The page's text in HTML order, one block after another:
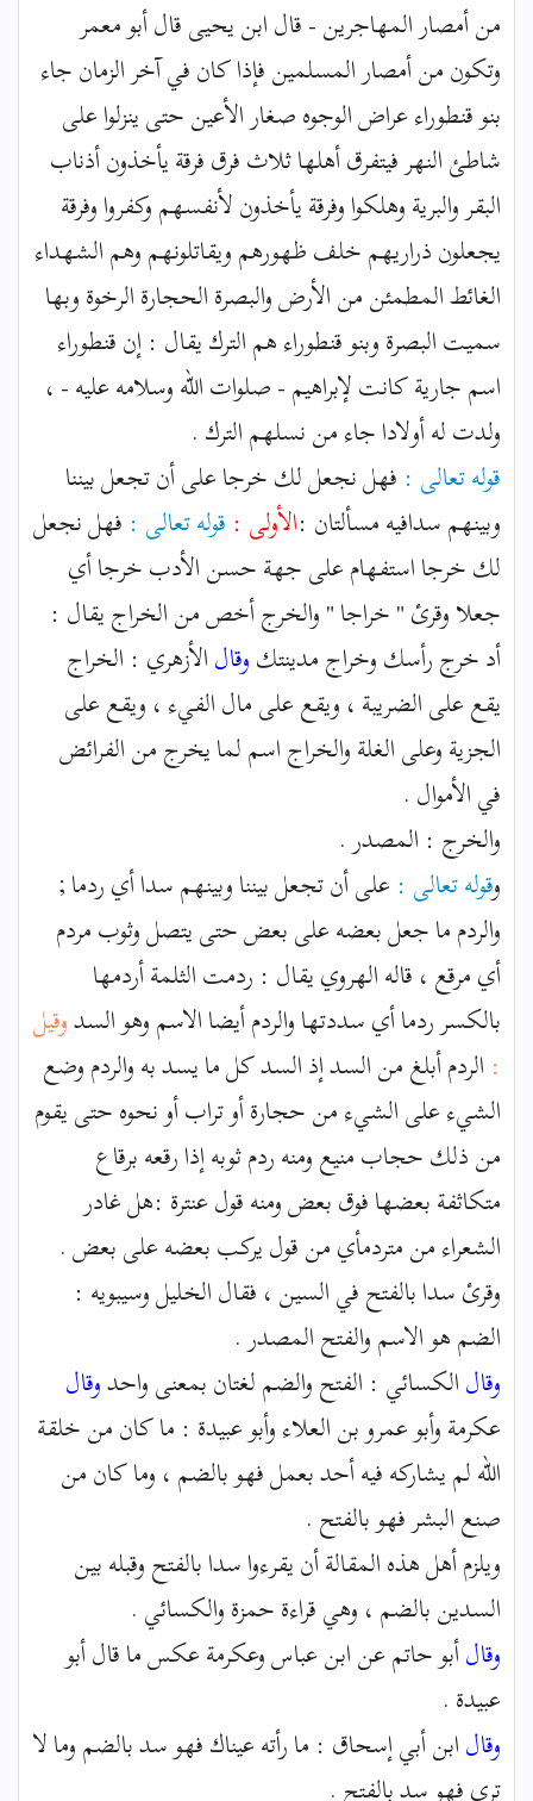
من أمصار المهاجرين - قال ابن يحيى قال أبو معمر
وتكون من أمصار المسلمين فإذا كان في آخر الزمان جاء
بنو قنطوراء عراض الوجوه صغار الأعين حتى ينزلوا على
شاطئ النهر فيتفرق أهلها ثلاث فرق فرقة يأخذون أذناب
البقر والبرية وهلكوا وفرقة يأخذون لأنفسهم وكفروا وفرقة
يجعلون ذراريهم خلف ظهورهم ويقاتلونهم وهم الشهداء
الغائط المطمئن من الأرض والبصرة الحجارة الرخوة وبها
سميت البصرة وبنو قنطوراء هم الترك يقال : إن قنطوراء
اسم جارية كانت لإبراهيم - صلوات الله وسلامه عليه - ،
ولدت له أولادا جاء من نسلهم الترك .
قوله تعالى : فهل نجعل لك خرجا على أن تجعل بيننا
وبينهم سدافيه مسألتان :الأولى : قوله تعالى : فهل نجعل
لك خرجا استفهام على جهة حسن الأدب خرجا أي
جعلا وقرئ " خراجا " والخرج أخص من الخراج يقال :
أد خرج رأسك وخراج مدينتكوقالالأزهري : الخراج
يقع على الضريبة ، ويقع على مال الفيء ، ويقع على
الجزية وعلى الغلة والخراج اسم لما يخرج من الفرائض
في الأموال .
والخرج : المصدر .
وقوله تعالى :على أن تجعل بيننا وبينهم سدا أي ردما ;
والردم ما جعل بعضه على بعض حتى يتصل وثوب مردم
أي مرقع ، قاله الهروي يقال : ردمت الثلمة أردمها
بالكسر ردما أي سددتها والردم أيضا الاسم وهو السدوقيل
: الردم أبلغ من السد إذ السد كل ما يسد به والردم وضع
الشيء على الشيء من حجارة أو تراب أو نحوه حتى يقوم
من ذلك حجاب منيع ومنه ردم ثوبه إذا رقعه برقاع
متكاثفة بعضها فوق بعض ومنه قول عنترة :هل غادر
الشعراء من متردمأي من قول يركب بعضه على بعض .
وقرئ سدا بالفتح في السين ، فقال الخليل وسيبويه :
الضم هو الاسم والفتح المصدر .
وقالالكسائي : الفتح والضم لغتان بمعنى واحدوقال
عكرمة وأبو عمرو بن العلاء وأبو عبيدة : ما كان من خلقة
الله لم يشاركه فيه أحد بعمل فهو بالضم ، وما كان من
صنع البشر فهو بالفتح .
ويلزم أهل هذه المقالة أن يقرءوا سدا بالفتح وقبله بين
السدين بالضم ، وهي قراءة حمزة والكسائي .
وقالأبو حاتم عن ابن عباس وعكرمة عكس ما قال أبو
عبيدة .
وقالابن أبي إسحاق : ما رأته عيناك فهو سد بالضم وما لا
ترى فهو سد بالفتح .